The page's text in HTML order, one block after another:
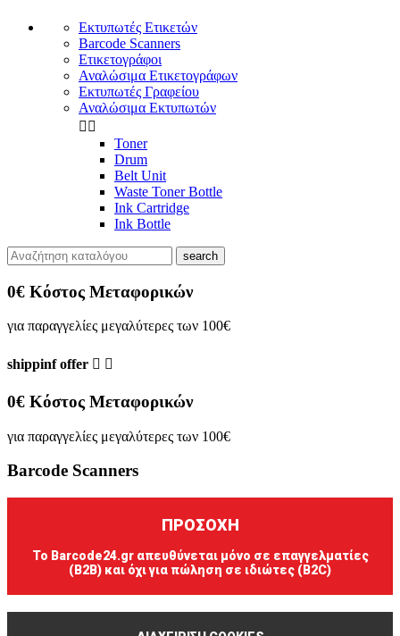
Εκτυπωτές Ετικετών
Barcode Scanners
Ετικετογράφοι
Αναλώσιμα Ετικετογράφων
Εκτυπωτές Γραφείου
Αναλώσιμα Εκτυπωτών
 
Toner
Drum
Belt Unit
Waste Toner Bottle
Ink Cartridge
Ink Bottle
search
0€ Κόστος Μεταφορικών
για παραγγελίες μεγαλύτερες των 100€
shippinf offer  
0€ Κόστος Μεταφορικών
για παραγγελίες μεγαλύτερες των 100€
Barcode Scanners
ΠΡΟΣΟΧΗ
Το Barcode24.gr απευθύνεται μόνο σε επαγγελματίες
(B2B) και όχι για πώληση σε ιδιώτες (B2C)